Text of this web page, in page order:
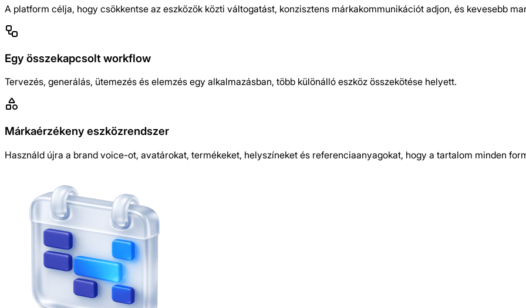
A platform célja, hogy csökkentse az eszközök közti váltogatást, konzisztens márkakommunikációt adjon, és kevesebb
Egy összekapcsolt workflow
Tervezés, generálás, ütemezés és elemzés egy alkalmazásban, több különálló eszköz összekötése helyett.
Márkaérzékeny eszközrendszer
Használd újra a brand voice-ot, avatárokat, termékeket, helyszíneket és referenciaanyagokat, hogy a tartalom minden